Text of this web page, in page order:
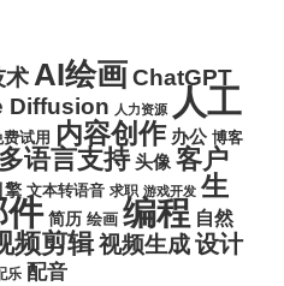
术AI绘画ChatGPT
Diffusion 人力资源 人工
费试用 内容创作 办公 博客
多语言支持 头像 客户
擎 文本转语音 求职 游戏开发 生
件 简历 绘画 编程 自然
频剪辑视频生成设计
乐 配音